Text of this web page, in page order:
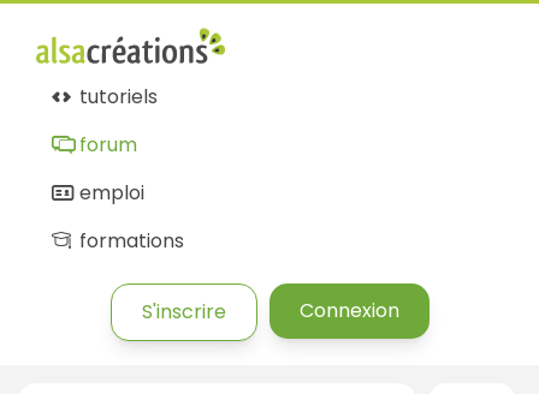
Forum
Alsacréations
tutoriels
forum
emploi
formations
S'inscrire Connexion